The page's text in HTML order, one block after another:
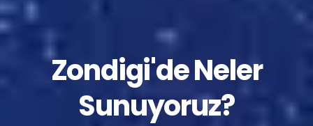
Zondigi'de Neler
Sunuyoruz?